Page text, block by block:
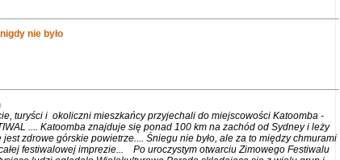
nie było
turyści i okoliczni mieszkańcy przyjechali do miejscowości Katoomba -
.... Katoomba znajduje się ponad 100 km na zachód od Sydney i leży
zdrowe górskie powietrze.... Śniegu nie było, ale za to między chmurami
festiwalowej imprezie... Po uroczystym otwarciu Zimowego Festiwalu